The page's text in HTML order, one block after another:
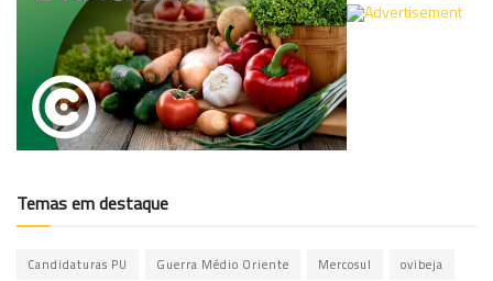
Temas em destaque
Candidaturas PU Guerra Médio Oriente Mercosul ovibeja